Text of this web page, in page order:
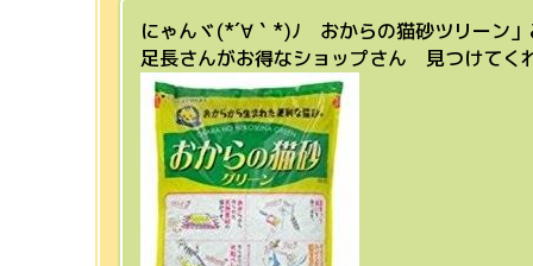
にゃんヾ(*´∀｀*)ﾉ おからの猫砂ツリーン」
足長さんがお得なショップさん 見つけてく